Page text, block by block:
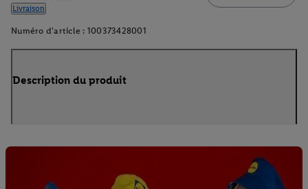
Livraison
Numéro d'article : 100373428001
Description du produit